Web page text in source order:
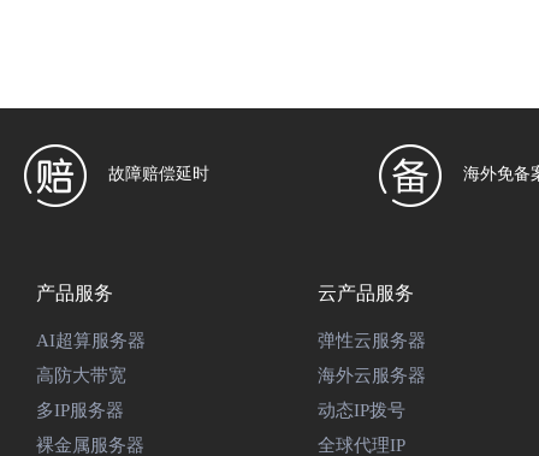
故障赔偿延时 海外免备
产品服务
AI超算服务器
高防大带宽
多IP服务器
裸金属服务器
云产品服务
弹性云服务器
海外云服务器
动态IP拨号
全球代理IP